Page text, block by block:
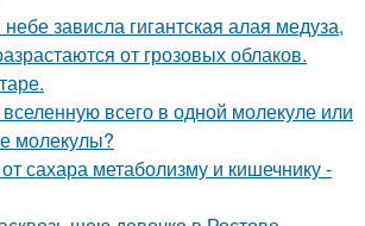
зависла гигантская алая медуза,
от грозовых облаков.
вселенную всего в одной молекуле или
молекулы?
сахара метаболизму и кишечнику -